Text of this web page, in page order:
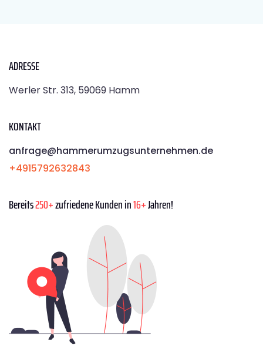
ADRESSE
Werler Str. 313, 59069 Hamm
KONTAKT
anfrage@hammerumzugsunternehmen.de
+4915792632843
Bereits250+zufriedene Kunden in16+Jahren!